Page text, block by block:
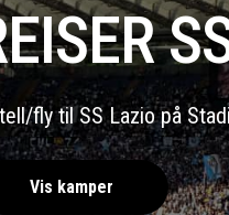
fly til SS Lazio på
Vis kamper